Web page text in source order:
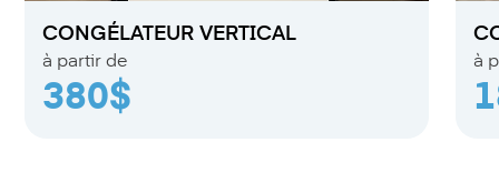
CONGÉLATEUR VERTICAL
à partir de
380$
à